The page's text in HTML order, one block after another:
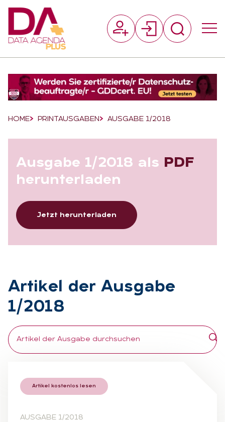
Breadcrumb-Navigation
HOME PRINTAUSGABEN AUSGABE 1/2018
Aus­ga­be 1/2018 als PDF
her­un­ter­la­den
Jetzt herunterladen
Ar­ti­kel der Aus­ga­be
1/2018
Artikel kostenlos lesen
AUSGABE 1/2018